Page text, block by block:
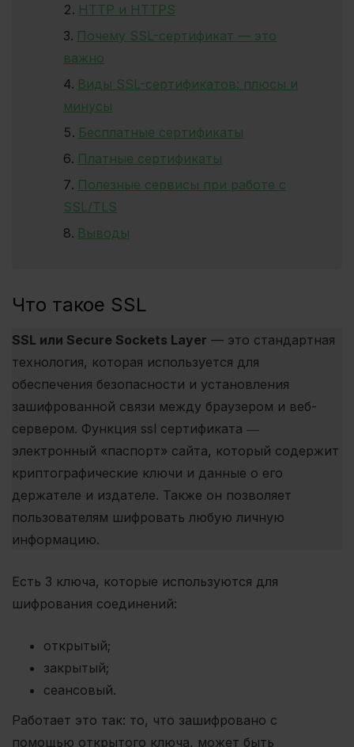
HTTP и HTTPS
Почему SSL-сертификат — это
важно
Виды SSL-сертификатов: плюсы и
минусы
Бесплатные сертификаты
Платные сертификаты
Полезные сервисы при работе с
SSL/TLS
Выводы
Что такое SSL
SSL или Secure Sockets Layer — это стандартная
технология, которая используется для
обеспечения безопасности и установления
зашифрованной связи между браузером и веб-
сервером. Функция ssl сертификата ―
электронный «паспорт» сайта, который содержит
криптографические ключи и данные о его
держателе и издателе. Также он позволяет
пользователям шифровать любую личную
информацию.
Есть 3 ключа, которые используются для
шифрования соединений:
открытый;
закрытый;
сеансовый.
Работает это так: то, что зашифровано с
помощью открытого ключа, может быть